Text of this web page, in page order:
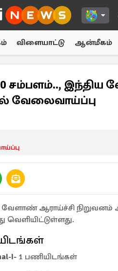
விளையாட்டு ஆன்மீகம்
சம்பளம்..,
வேலைவாய்ப்பு
வேளாண் ஆராய்ச்சி நிறுவனம்
I- 1 பணியிடங்கள்